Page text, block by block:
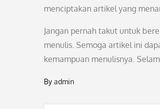
menciptakan artikel yang
Jangan pernah takut untuk
menulis. Semoga artikel ini
kemampuan menulisnya.
By admin